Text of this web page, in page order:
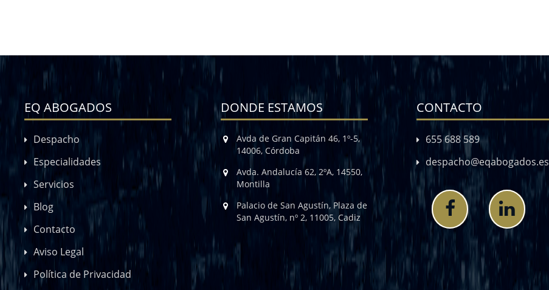
EQ ABOGADOS
Despacho
Especialidades
Servicios
Blog
Contacto
Aviso Legal
Política de Privacidad
DONDE ESTAMOS
Avda de Gran Capitán 46, 1º-5,
14006, Córdoba
Avda. Andalucía 62, 2ºA, 14550,
Montilla
Palacio de San Agustín, Plaza de
San Agustín, nº 2, 11005, Cadiz
CONTACTO
655 688 589
despacho@eqabogados.es